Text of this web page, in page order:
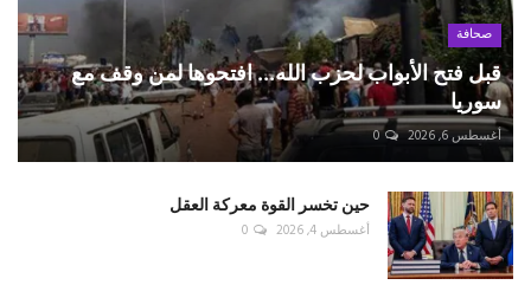
صحافة
قبل فتح الأبواب لحزب الله... افتحوها لمن وقف مع
سوريا
أغسطس 6, 2026 0
حين تخسر القوة معركة العقل
أغسطس 4, 2026 0